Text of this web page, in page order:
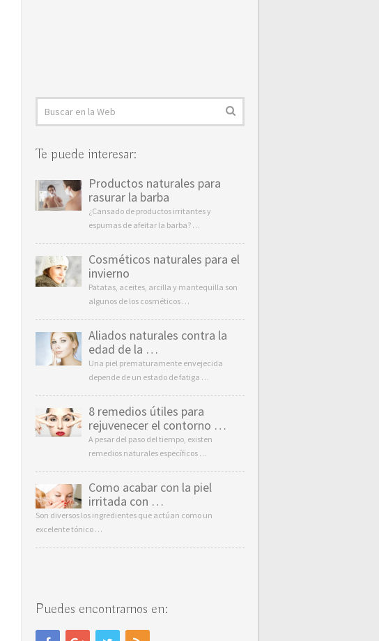
Te puede interesar:
Productos naturales para
rasurar la barba
¿Cansado de productos irritantes y
espumas de afeitar la barba? …
Cosméticos naturales para el
invierno
Patatas, aceites, arcilla y mantequilla son
algunos de los cosméticos …
Aliados naturales contra la
edad de la …
Una piel prematuramente envejecida
depende de un estado de fatiga …
8 remedios útiles para
rejuvenecer el contorno …
A pesar del paso del tiempo, existen
remedios naturales específicos …
Como acabar con la piel
irritada con …
Son diversos los ingredientes que actúan como un
excelente tónico …
Puedes encontrarnos en: